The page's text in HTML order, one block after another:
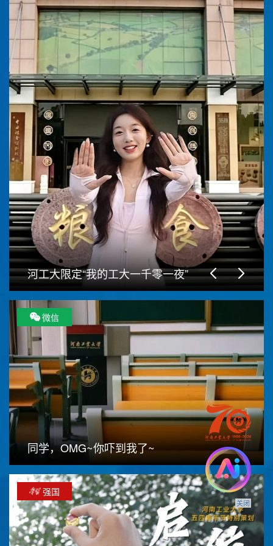
关闭
河工大限定“我的工大一千零一夜”
同学，OMG~你吓到我了~
微信
强国